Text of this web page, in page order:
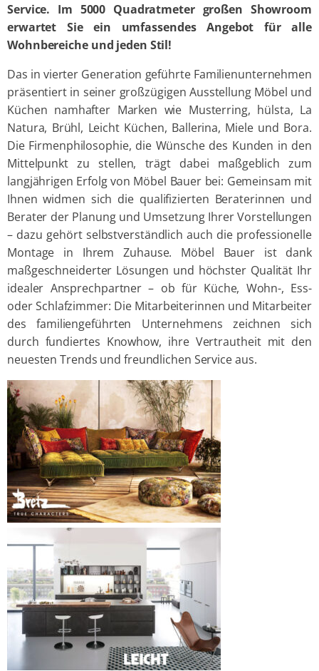
Service. Im 5000 Quadratmeter großen Showroom
erwartet Sie ein umfassendes Angebot für alle
Wohnbereiche und jeden Stil!
Das in vierter Generation geführte Familienunternehmen
präsentiert in seiner großzügigen Ausstellung Möbel und
Küchen namhafter Marken wie Musterring, hülsta, La
Natura, Brühl, Leicht Küchen, Ballerina, Miele und Bora.
Die Firmenphilosophie, die Wünsche des Kunden in den
Mittelpunkt zu stellen, trägt dabei maßgeblich zum
langjährigen Erfolg von Möbel Bauer bei: Gemeinsam mit
Ihnen widmen sich die qualifizierten Beraterinnen und
Berater der Planung und Umsetzung Ihrer Vorstellungen
– dazu gehört selbstverständlich auch die professionelle
Montage in Ihrem Zuhause. Möbel Bauer ist dank
maßgeschneiderter Lösungen und höchster Qualität Ihr
idealer Ansprechpartner – ob für Küche, Wohn-, Ess-
oder Schlafzimmer: Die Mitarbeiterinnen und Mitarbeiter
des familiengeführten Unternehmens zeichnen sich
durch fundiertes Knowhow, ihre Vertrautheit mit den
neuesten Trends und freundlichen Service aus.